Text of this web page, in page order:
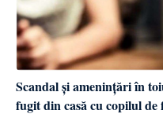
Scandal și amenințări în
fugit din casă cu copilul